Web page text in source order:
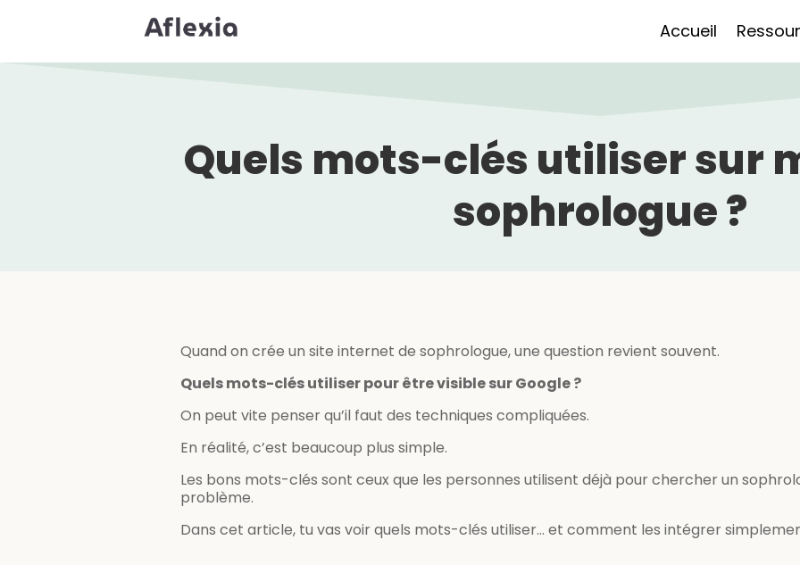
Accueil
Quels mots-clés utiliser sur
sophrologue ?
Quand on crée un site internet de sophrologue, une question revient souvent.
Quels mots-clés utiliser pour être visible sur Google ?
On peut vite penser qu’il faut des techniques compliquées.
En réalité, c’est beaucoup plus simple.
Les bons mots-clés sont ceux que les personnes utilisent déjà pour chercher un
problème.
Dans cet article, tu vas voir quels mots-clés utiliser… et comment les intégrer